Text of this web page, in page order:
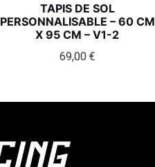
TAPIS DE SOL
PERSONNALISABLE – 60 CM
X 95 CM – V1-2
69,00 €